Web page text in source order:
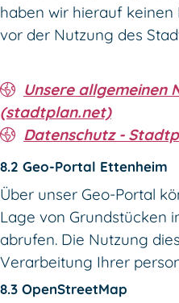
haben wir hierauf keinen
vor der Nutzung des
Unsere allgemeinen
(stadtplan.net)
Datenschutz -
8.2 Geo-Portal Ettenheim
Über unser Geo-Portal
Lage von Grundstücken
abrufen. Die Nutzung
Verarbeitung Ihrer
8.3 OpenStreetMap